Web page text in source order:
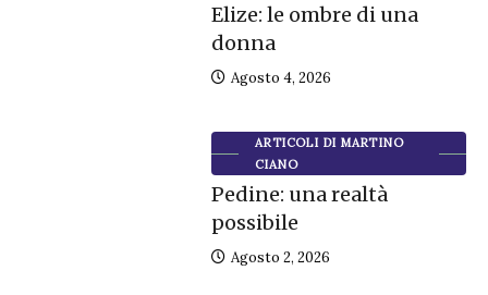
Elize: le ombre di una
donna
Agosto 4, 2026
ARTICOLI DI MARTINO
CIANO
Pedine: una realtà
possibile
Agosto 2, 2026